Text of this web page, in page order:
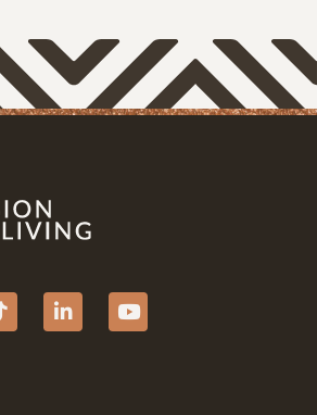
LinkedinYouTube